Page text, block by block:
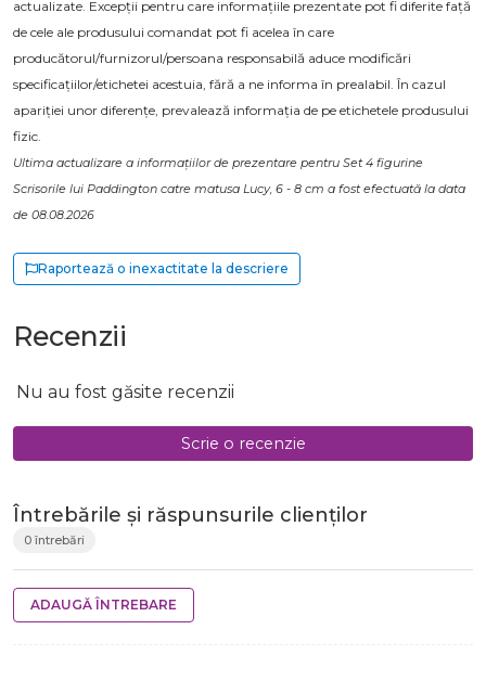
actualizate. Excepții pentru care informațiile prezentate pot fi diferite față
de cele ale produsului comandat pot fi acelea în care
producătorul/furnizorul/persoana responsabilă aduce modificări
specificațiilor/etichetei acestuia, fără a ne informa în prealabil. În cazul
apariției unor diferențe, prevalează informația de pe etichetele produsului
fizic.
Ultima actualizare a informațiilor de prezentare pentru Set 4 figurine
Scrisorile lui Paddington catre matusa Lucy, 6 - 8 cm a fost efectuată la data
de 08.08.2026
Raportează o inexactitate la descriere
Recenzii
Nu au fost găsite recenzii
Scrie o recenzie
Întrebările și răspunsurile clienților
0 întrebări
ADAUGĂ ÎNTREBARE